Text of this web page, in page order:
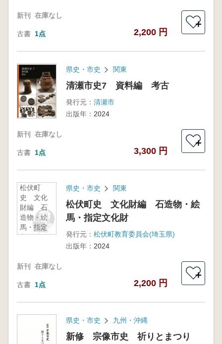
新刊 在庫なし
古書 1点 2,200 円
＋
県史・市史 関東
清瀬市史7 資料編 考古
発行元： 清瀬市
出版年： 2024
新刊 在庫なし
古書 1点 3,300 円
＋
松伏町
史 文化
財編 石
造物・絵
馬・指定
文化財
県史・市史 関東
松伏町史 文化財編 石造物・絵
馬・指定文化財
発行元： 松伏町教育委員会(埼玉県)
出版年： 2024
新刊 在庫なし
古書 1点 2,200 円
＋
県史・市史 九州・沖縄
新修 宗像市史 祈りとまつり